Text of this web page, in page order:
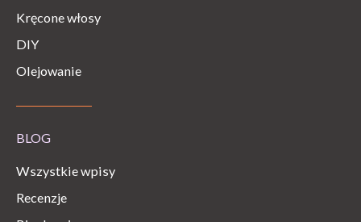
Kręcone włosy
DIY
Olejowanie
BLOG
Wszystkie wpisy
Recenzje